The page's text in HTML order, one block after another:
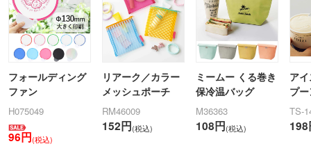
フォールディング
ファン
H075049
96円(税込)
リアーク／カラー
メッシュポーチ
RM46009
152円(税込)
ミームー くる巻き
保冷温バッグ
M36363
108円(税込)
ア
プ
TS-
198